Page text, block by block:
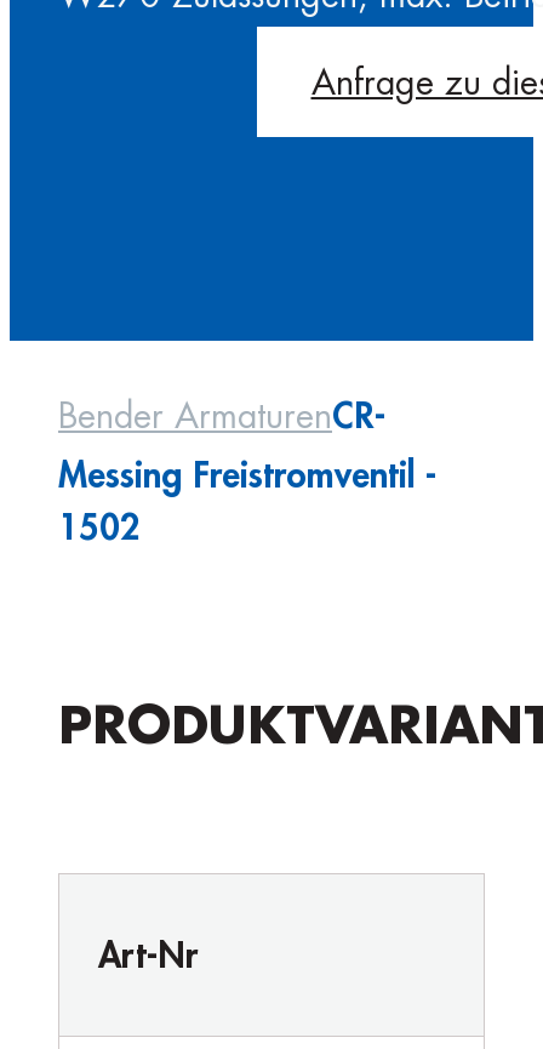
Anfrage zu
Bender ArmaturenCR-
Messing Freistromventil -
1502
Art-Nr